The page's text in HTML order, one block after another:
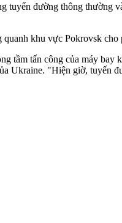
tuyến đường thông
khu vực Pokrovsk
tầm tấn công của máy
Ukraine. "Hiện giờ,